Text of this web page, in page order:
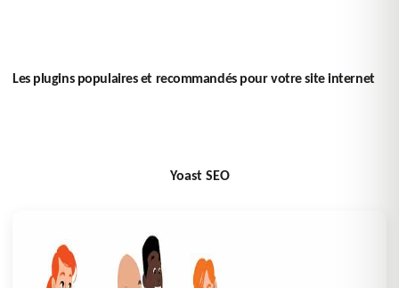
Les plugins populaires et recommandés pour votre site internet
Yoast SEO